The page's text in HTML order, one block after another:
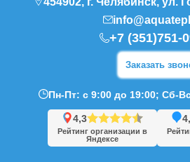
+7 (351)751-
Заказать
Пн-Пт: с 9:00 до 19:00; Сб-
4,3
Рейтинг организации в
Яндексе